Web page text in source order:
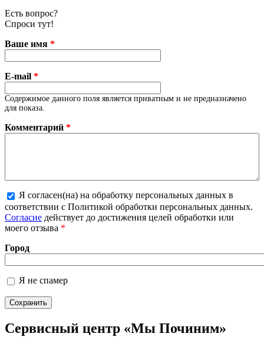
Есть вопрос?
Спроси тут!
Ваше имя *
E-mail *
Содержимое данного поля является приватным и не предназначено
для показа.
Комментарий *
Более подробная информация о текстовых
форматах
Я согласен(на) на обработку персональных данных в
соответствии с Политикой обработки персональных данных.
Согласие действует до достижения целей обработки или
моего отзыва *
Город
Я не спамер
Я спамер
Сервисный центр «Мы Починим»